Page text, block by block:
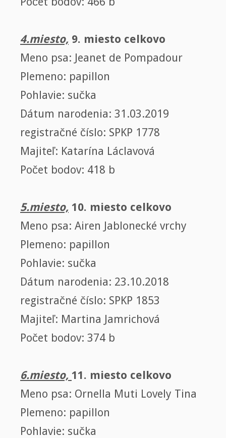
4.miesto, 9. miesto celkovo
Meno psa: Jeanet de Pompadour
Plemeno: papillon
Pohlavie: sučka
Dátum narodenia: 31.03.2019
registračné číslo: SPKP 1778
Majiteľ: Katarína Láclavová
Počet bodov: 418 b
5.miesto, 10. miesto celkovo
Meno psa: Airen Jablonecké vrchy
Plemeno: papillon
Pohlavie: sučka
Dátum narodenia: 23.10.2018
registračné číslo: SPKP 1853
Majiteľ: Martina Jamrichová
Počet bodov: 374 b
6.miesto, 11. miesto celkovo
Meno psa: Ornella Muti Lovely Tina
Plemeno: papillon
Pohlavie: sučka